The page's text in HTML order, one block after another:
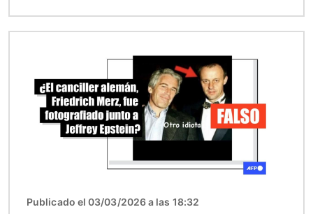
Publicado el 03/03/2026 a las 18:32